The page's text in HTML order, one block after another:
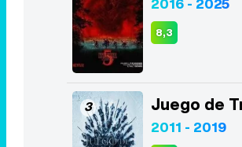
8,3
3 Juego de
2011 - 2019